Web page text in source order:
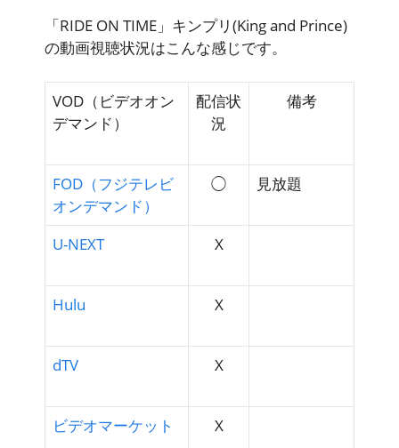
「RIDE ON TIME」キンプリ(King and Prince)
の動画視聴状況はこんな感じです。
VOD（ビデオオン
デマンド）
配信状
況
備考
FOD（フジテレビ
オンデマンド）
◯ 見放題
U-NEXT X
Hulu X
dTV X
ビデオマーケット X